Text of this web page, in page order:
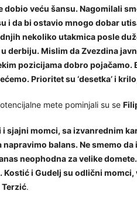
dobio veću šansu. Nagomilali
i da bi ostavio mnogo dobar
nekoliko utakmica posle
derbiju. Mislim da Zvezdina
pozicijama dobro pojačamo.
Prioritet su ‘desetka’ i
mete pominjali su se
sjajni momci, sa izvanrednim
napravimo balans. Ne smemo
neophodna za velike
i Gudelj su odlični
Terzić.